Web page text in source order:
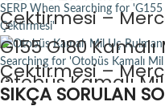
Çektirmesi –
G155 G180
Çektirmesi –
Otobüs Kamalı
SIKÇA SORULAN